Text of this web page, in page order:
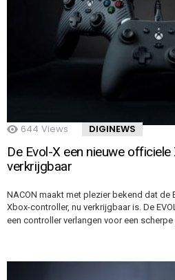
644 Views DIGINEWS
De Evol-X een nieuwe
verkrijgbaar
NACON maakt met plezier bekend dat de
Xbox-controller, nu verkrijgbaar is. De
een controller verlangen voor een scherpe